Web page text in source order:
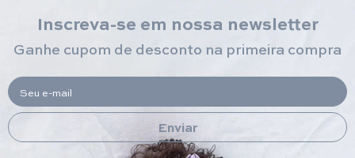
Inscreva-se em nossa newsletter
Ganhe cupom de desconto na primeira compra
Seu e-mail
Enviar